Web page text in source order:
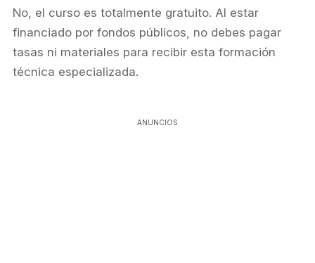
No, el curso es totalmente gratuito. Al estar
financiado por fondos públicos, no debes pagar
tasas ni materiales para recibir esta formación
técnica especializada.
ANUNCIOS